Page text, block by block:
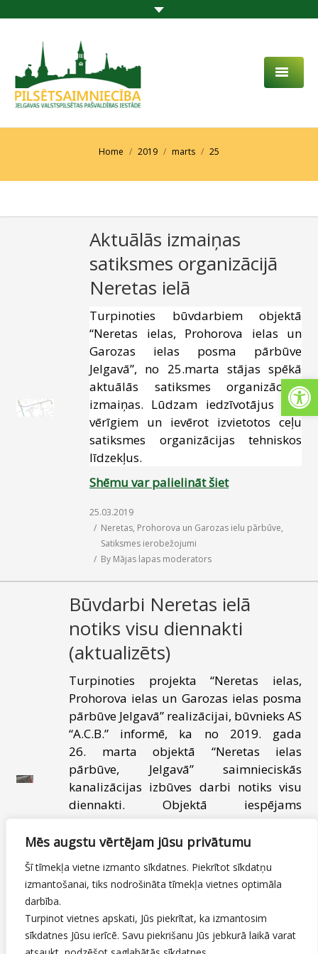
Mēs augstu vērtējam jūsu privātumu
Šī tīmekļa vietne izmanto sīkdatnes. Piekrītot sīkdatņu
izmantošanai, tiks nodrošināta tīmekļa vietnes optimāla
darbība.
Turpinot vietnes apskati, Jūs piekrītat, ka izmantosim
sīkdatnes Jūsu ierīcē. Savu piekrišanu Jūs jebkurā laikā varat
PAR MUMS
PAKALPOJUMI
SABIEDRĪBAS LĪDZDALĪBA
SAZIŅA
Home 2019 marts 25
Aktuālās izmaiņas
satiksmes organizācijā
Neretas ielā
Turpinoties būvdarbiem objektā
“Neretas ielas, Prohorova ielas un
Garozas ielas posma pārbūve
Jelgavā”, no 25.marta stājas spēkā
aktuālās satiksmes organizācijas
izmaiņas. Lūdzam iedzīvotājus būt
vērīgiem un ievērot izvietotos ceļu
satiksmes organizācijas tehniskos
līdzekļus.
Shēmu var palielināt šiet
25.03.2019
Neretas, Prohorova un Garozas ielu pārbūve,
Satiksmes ierobežojumi
By Mājas lapas moderators
Būvdarbi Neretas ielā
notiks visu diennakti
(aktualizēts)
Turpinoties projekta “Neretas ielas,
Prohorova ielas un Garozas ielas posma
pārbūve Jelgavā” realizācijai, būvnieks AS
“A.C.B.” informē, ka no 2019. gada
26. marta objektā “Neretas ielas
pārbūve, Jelgavā” saimnieciskās
kanalizācijas izbūves darbi notiks visu
diennakti. Objektā iespējams
būvdarbu radīts troksnis atkarībā no
iedzīvotājus būt saprotošiem!
Neretas, Prohorova un Garozas ielu pārbūve
By Mājas lapas moderators